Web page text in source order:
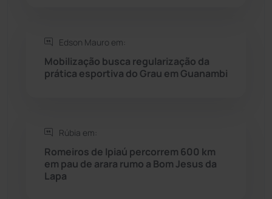
Saúde
Seabra (50)
Sítio do Mato
Sudoeste Baiano (1530)
Edson Mauro em:
Mobilização busca regularização da
prática esportiva do Grau em Guanambi
Rúbia em:
Romeiros de Ipiaú percorrem 600 km
em pau de arara rumo a Bom Jesus da
Lapa